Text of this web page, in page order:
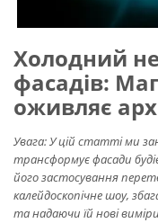
Холодний
фасадів:
оживляє
Увага: У цій статті ми
трансформує фасади
його застосування
калейдоскопічне шоу,
та надаючи їй нові